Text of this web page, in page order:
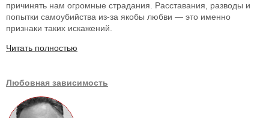
причинять нам огромные страдания. Расставания, разводы и
попытки самоубийства из-за якобы любви — это именно
признаки таких искажений.
Читать полностью
Любовная зависимость